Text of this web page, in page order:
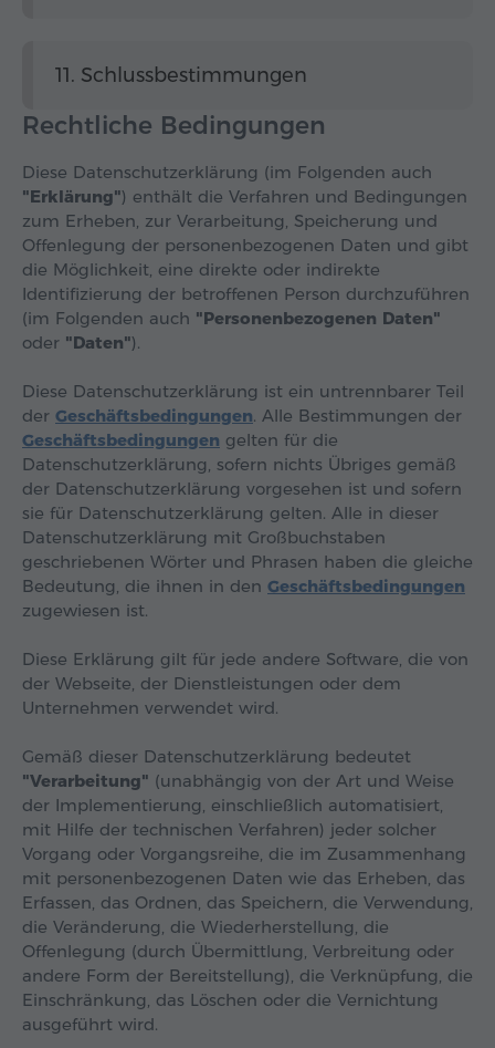
11. Schlussbestimmungen
Rechtliche Bedingungen
Diese Datenschutzerklärung (im Folgenden auch
"Erklärung") enthält die Verfahren und Bedingungen
zum Erheben, zur Verarbeitung, Speicherung und
Offenlegung der personenbezogenen Daten und gibt
die Möglichkeit, eine direkte oder indirekte
Identifizierung der betroffenen Person durchzuführen
(im Folgenden auch "Personenbezogenen Daten"
oder "Daten").
Diese Datenschutzerklärung ist ein untrennbarer Teil
der Geschäftsbedingungen. Alle Bestimmungen der
Geschäftsbedingungen gelten für die
Datenschutzerklärung, sofern nichts Übriges gemäß
der Datenschutzerklärung vorgesehen ist und sofern
sie für Datenschutzerklärung gelten. Alle in dieser
Datenschutzerklärung mit Großbuchstaben
geschriebenen Wörter und Phrasen haben die gleiche
Bedeutung, die ihnen in den Geschäftsbedingungen
zugewiesen ist.
Diese Erklärung gilt für jede andere Software, die von
der Webseite, der Dienstleistungen oder dem
Unternehmen verwendet wird.
Gemäß dieser Datenschutzerklärung bedeutet
"Verarbeitung" (unabhängig von der Art und Weise
der Implementierung, einschließlich automatisiert,
mit Hilfe der technischen Verfahren) jeder solcher
Vorgang oder Vorgangsreihe, die im Zusammenhang
mit personenbezogenen Daten wie das Erheben, das
Erfassen, das Ordnen, das Speichern, die Verwendung,
die Veränderung, die Wiederherstellung, die
Offenlegung (durch Übermittlung, Verbreitung oder
andere Form der Bereitstellung), die Verknüpfung, die
Einschränkung, das Löschen oder die Vernichtung
ausgeführt wird.